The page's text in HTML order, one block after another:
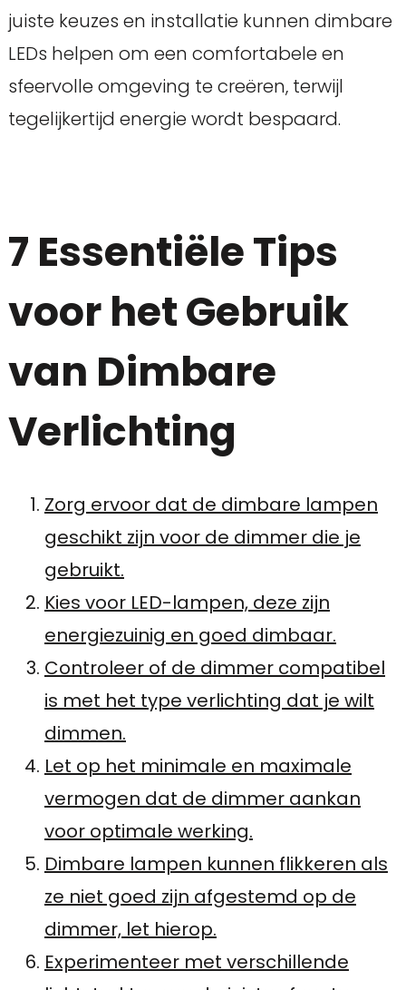
juiste keuzes en installatie kunnen dimbare
LEDs helpen om een comfortabele en
sfeervolle omgeving te creëren, terwijl
tegelijkertijd energie wordt bespaard.
7 Essentiële Tips
voor het Gebruik
van Dimbare
Verlichting
Zorg ervoor dat de dimbare lampen
geschikt zijn voor de dimmer die je
gebruikt.
Kies voor LED-lampen, deze zijn
energiezuinig en goed dimbaar.
Controleer of de dimmer compatibel
is met het type verlichting dat je wilt
dimmen.
Let op het minimale en maximale
vermogen dat de dimmer aankan
voor optimale werking.
Dimbare lampen kunnen flikkeren als
ze niet goed zijn afgestemd op de
dimmer, let hierop.
Experimenteer met verschillende